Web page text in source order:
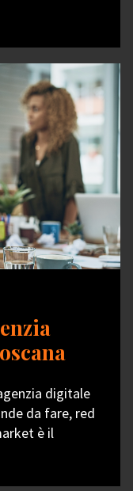
digitale
da fare, red
è il